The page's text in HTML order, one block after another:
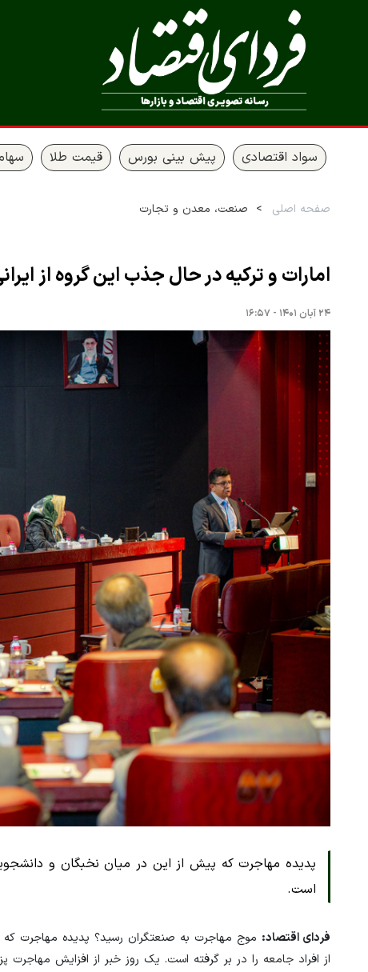
سواد اقتصادی پیش بینی بورس قیمت طلا
صفحه اصلی صنعت، معدن و تجارت
امارات و ترکیه در حال جذب این گروه از
۲۴ آبان ۱۴۰۱ - ۱۶:۵۷
پدیده مهاجرت که پیش از این در میان نخبگان و
است.
فردای اقتصاد: موج مهاجرت به صنعتگران رسید؟ پدیده مهاجرت
از افراد جامعه را در بر گرفته است. یک روز خبر از افزایش